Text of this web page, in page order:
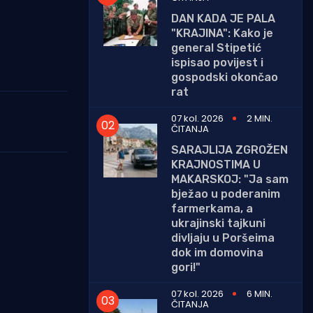
DAN KADA JE PALA
"KRAJINA": Kako je
general Stipetić
ispisao povijest i
gospodski okončao
rat
07 kol. 2026
2 MIN.
ČITANJA
SARAJLIJA ZGROŽEN
KRAJNOSTIMA U
MAKARSKOJ: "Ja sam
bježao u poderanim
farmerkama, a
ukrajinski tajkuni
divljaju u Poršeima
dok im domovina
gori!"
07 kol. 2026
6 MIN.
ČITANJA